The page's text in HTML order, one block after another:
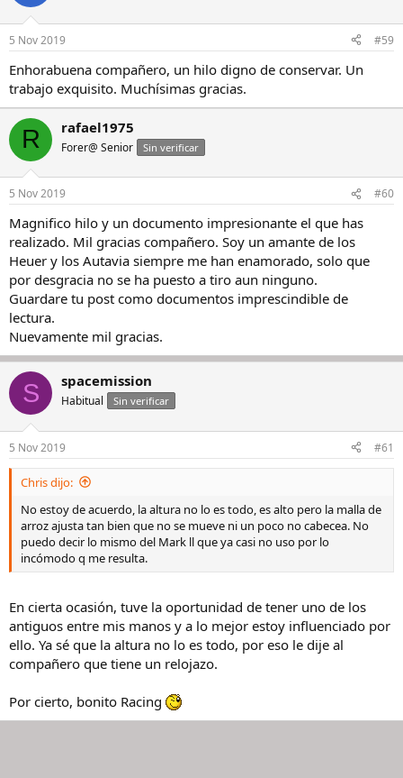
5 Nov 2019 #59
Enhorabuena compañero, un hilo digno de conservar. Un
trabajo exquisito. Muchísimas gracias.
R rafael1975
Forer@ Senior Sin verificar
5 Nov 2019 #60
Magnifico hilo y un documento impresionante el que has
realizado. Mil gracias compañero. Soy un amante de los
Heuer y los Autavia siempre me han enamorado, solo que
por desgracia no se ha puesto a tiro aun ninguno.
Guardare tu post como documentos imprescindible de
lectura.
Nuevamente mil gracias.
S spacemission
Habitual Sin verificar
5 Nov 2019 #61
Chris dijo:
No estoy de acuerdo, la altura no lo es todo, es alto pero la malla de
arroz ajusta tan bien que no se mueve ni un poco no cabecea. No
puedo decir lo mismo del Mark ll que ya casi no uso por lo
incómodo q me resulta.
En cierta ocasión, tuve la oportunidad de tener uno de los
antiguos entre mis manos y a lo mejor estoy influenciado por
ello. Ya sé que la altura no lo es todo, por eso le dije al
compañero que tiene un relojazo.
Por cierto, bonito Racing